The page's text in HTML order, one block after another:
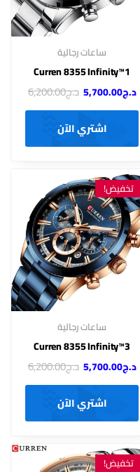
ساعات رجالية
Curren 8355 Infinity™1
د.ج5,700.00 د.ج6,200.00
اشتري الآن
تخفيض!
ساعات رجالية
Curren 8355 Infinity™3
د.ج5,700.00 د.ج6,200.00
اشتري الآن
تخفيض!